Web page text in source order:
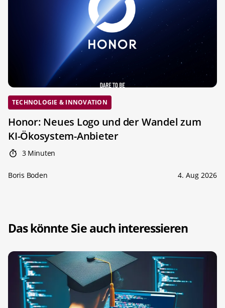
TECHNOLOGIE & INNOVATION
Honor: Neues Logo und der Wandel zum
KI-Ökosystem-Anbieter
3 Minuten
Boris Boden 4. Aug 2026
Das könnte Sie auch interessieren